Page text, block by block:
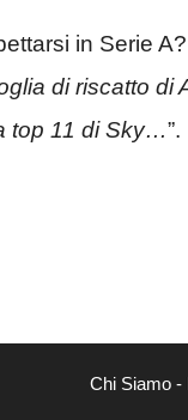
in Serie A?
di riscatto di
top 11 di Sky…”.
Chi Siamo-